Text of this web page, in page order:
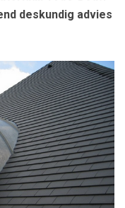
deskundig advies